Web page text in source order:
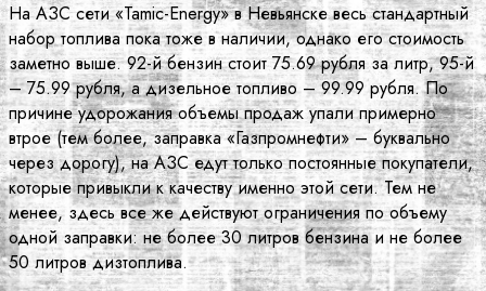
На АЗС сети «Tamic-Energy» в Невьянске весь стандартный
набор топлива пока тоже в наличии, однако его стоимость
заметно выше. 92-й бензин стоит 75.69 рубля за литр, 95-й
– 75.99 рубля, а дизельное топливо – 99.99 рубля. По
причине удорожания объемы продаж упали примерно
втрое (тем более, заправка «Газпромнефти» – буквально
через дорогу), на АЗС едут только постоянные покупатели,
которые привыкли к качеству именно этой сети. Тем не
менее, здесь все же действуют ограничения по объему
одной заправки: не более 30 литров бензина и не более
50 литров дизтоплива.